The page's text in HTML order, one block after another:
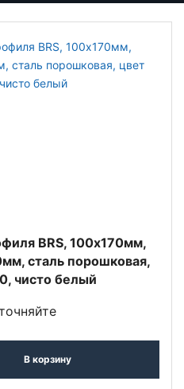
BRS, 100х170мм,
сталь порошковая,
чисто белый
В корзину